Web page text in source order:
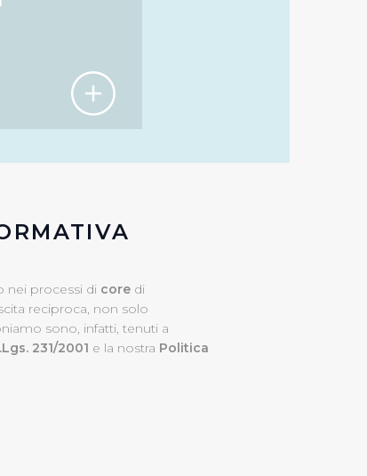
di default e
nei processi di core di
reciproca, non solo
sono, infatti, tenuti a
231/2001 e la nostra Politica